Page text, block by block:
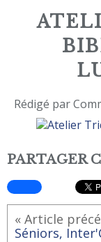
Rédigé par
PARTAGER
« Article
Séniors,